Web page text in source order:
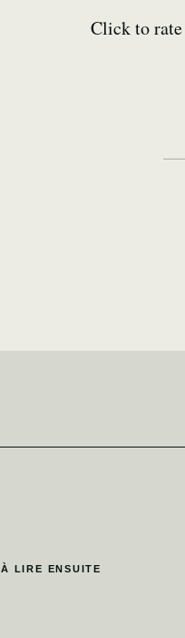
Click to
À LIRE ENSUITE